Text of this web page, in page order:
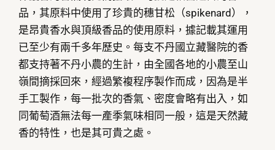
品，其原料中使用了珍貴的穗甘松（spikenard），
是昂貴香水與頂級香品的使用原料，據記載其運用
已至少有兩千多年歷史。每支不丹國立藏醫院的香
都支持著不丹小農的生計，由全國各地的小農至山
嶺間摘採回來，經過繁複程序製作而成，因為是半
手工製作，每一批次的香氣、密度會略有出入，如
同葡萄酒無法每一產季氣味相同一般，這是天然藏
香的特性，也是其可貴之處。